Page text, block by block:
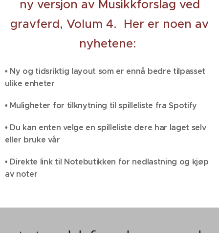
ny versjon av Musikkforslag ved
gravferd, Volum 4. Her er noen av
nyhetene:
• Ny og tidsriktig layout som er ennå bedre tilpasset
ulike enheter
• Muligheter for tilknytning til spilleliste fra Spotify
• Du kan enten velge en spilleliste dere har laget selv
eller bruke vår
• Direkte link til Notebutikken for nedlastning og kjøp
av noter